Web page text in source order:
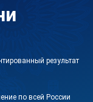
результат
по всей России